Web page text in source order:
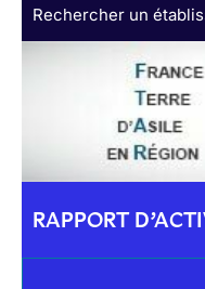
Rechercher un
RAPPORT